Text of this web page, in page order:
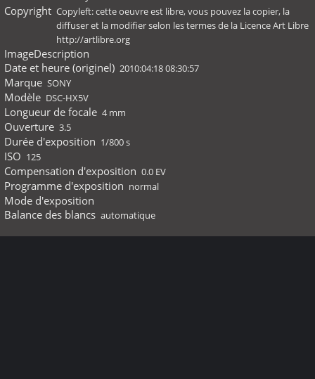
Copyright Copyleft: cette oeuvre est libre, vous pouvez la copier, la
diffuser et la modifier selon les termes de la Licence Art Libre
http://artlibre.org
ImageDescription
Date et heure (originel) 2010:04:18 08:30:57
Marque SONY
Modèle DSC-HX5V
Longueur de focale 4 mm
Ouverture 3.5
Durée d'exposition 1/800 s
ISO 125
Compensation d'exposition 0.0 EV
Programme d'exposition normal
Mode d'exposition
Balance des blancs automatique